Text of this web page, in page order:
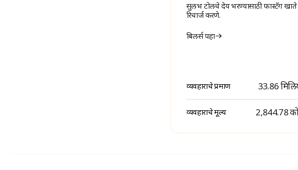
सुलभ टोलचे देय भरण्यासाठी फास्टॅग खाते
रिचार्ज करणे.
बिलर्स पहा
व्यवहाराचे प्रमाण 33.86
व्यवहाराचे मूल्य ₹ 2,844.78